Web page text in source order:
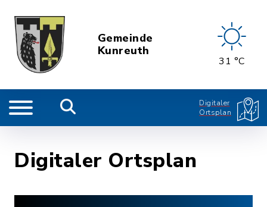
Gemeinde
Kunreuth
31 °C
Digitaler
Ortsplan
Digitaler Ortsplan